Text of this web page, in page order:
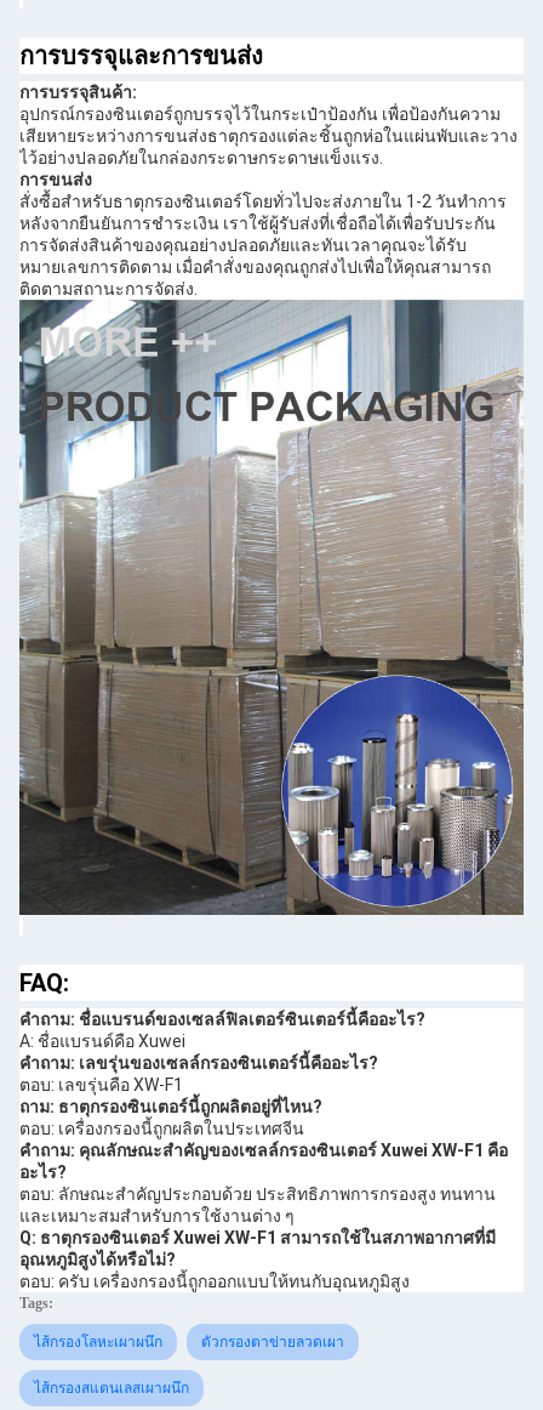
การบรรจุและการขนส่ง
การบรรจุสินค้า:
อุปกรณ์กรองซินเตอร์ถูกบรรจุไว้ในกระเป๋าป้องกัน เพื่อป้องกันความ
เสียหายระหว่างการขนส่งธาตุกรองแต่ละชิ้นถูกห่อในแผ่นพับและวาง
ไว้อย่างปลอดภัยในกล่องกระดาษกระดาษแข็งแรง.
การขนส่ง
สั่งซื้อสําหรับธาตุกรองซินเตอร์โดยทั่วไปจะส่งภายใน 1-2 วันทําการ
หลังจากยืนยันการชําระเงิน เราใช้ผู้รับส่งที่เชื่อถือได้เพื่อรับประกัน
การจัดส่งสินค้าของคุณอย่างปลอดภัยและทันเวลาคุณจะได้รับ
หมายเลขการติดตาม เมื่อคําสั่งของคุณถูกส่งไปเพื่อให้คุณสามารถ
ติดตามสถานะการจัดส่ง.
FAQ:
คําถาม: ชื่อแบรนด์ของเซลล์ฟิลเตอร์ซินเตอร์นี้คืออะไร?
A: ชื่อแบรนด์คือ Xuwei
คําถาม: เลขรุ่นของเซลล์กรองซินเตอร์นี้คืออะไร?
ตอบ: เลขรุ่นคือ XW-F1
ถาม: ธาตุกรองซินเตอร์นี้ถูกผลิตอยู่ที่ไหน?
ตอบ: เครื่องกรองนี้ถูกผลิตในประเทศจีน
คําถาม: คุณลักษณะสําคัญของเซลล์กรองซินเตอร์ Xuwei XW-F1 คือ
อะไร?
ตอบ: ลักษณะสําคัญประกอบด้วย ประสิทธิภาพการกรองสูง ทนทาน
และเหมาะสมสําหรับการใช้งานต่าง ๆ
Q: ธาตุกรองซินเตอร์ Xuwei XW-F1 สามารถใช้ในสภาพอากาศที่มี
อุณหภูมิสูงได้หรือไม่?
ตอบ: ครับ เครื่องกรองนี้ถูกออกแบบให้ทนกับอุณหภูมิสูง
Tags:
ไส้กรองโลหะเผาผนึก ตัวกรองตาข่ายลวดเผา
ไส้กรองสแตนเลสเผาผนึก